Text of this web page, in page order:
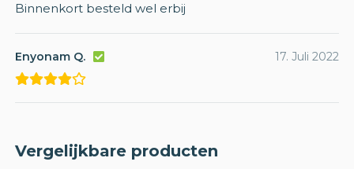
Binnenkort besteld wel erbij
Enyonam Q. 17. Juli 2022
Vergelijkbare producten